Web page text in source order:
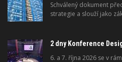
Schválený dokument
strategie a slouží jako
2 dny Konference
6. a 7. října 2026 se v